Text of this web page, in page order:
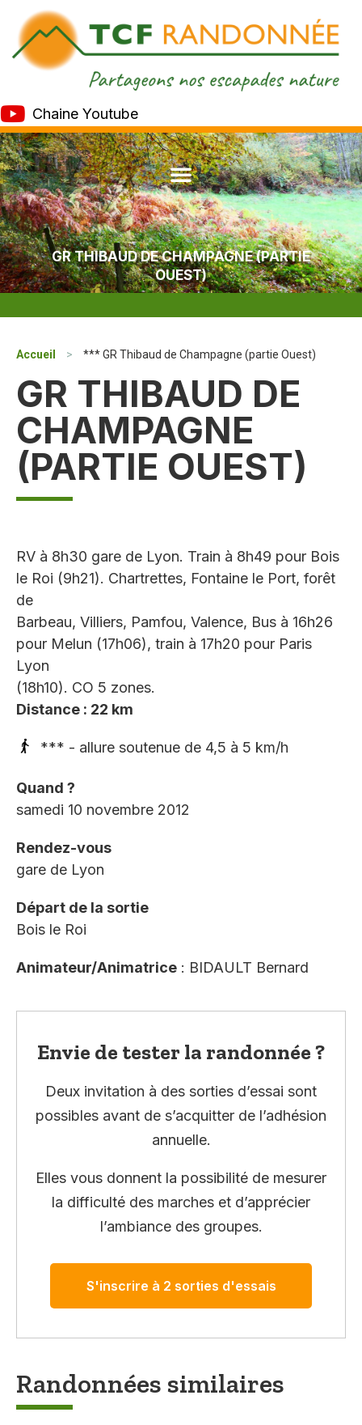
Chaine Youtube
GR THIBAUD DE CHAMPAGNE (PARTIE
OUEST)
Accueil > *** GR Thibaud de Champagne (partie Ouest)
GR THIBAUD DE
CHAMPAGNE
(PARTIE OUEST)
RV à 8h30 gare de Lyon. Train à 8h49 pour Bois
le Roi (9h21). Chartrettes, Fontaine le Port, forêt
de
Barbeau, Villiers, Pamfou, Valence, Bus à 16h26
pour Melun (17h06), train à 17h20 pour Paris
Lyon
(18h10). CO 5 zones.
Distance : 22 km
*** - allure soutenue de 4,5 à 5 km/h
Quand ?
samedi 10 novembre 2012
Rendez-vous
gare de Lyon
Départ de la sortie
Bois le Roi
Animateur/Animatrice : BIDAULT Bernard
Envie de tester la randonnée ?
Deux invitation à des sorties d’essai sont
possibles avant de s’acquitter de l’adhésion
annuelle.
Elles vous donnent la possibilité de mesurer
la difficulté des marches et d’apprécier
l’ambiance des groupes.
S'inscrire à 2 sorties d'essais
Randonnées similaires